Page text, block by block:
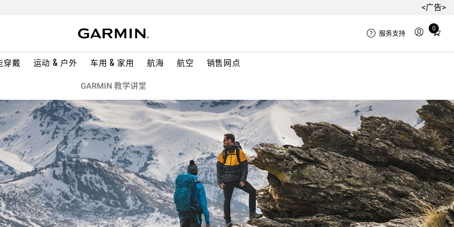
<广告>
穿戴 运动 & 户外 车用 & 家用 航海 航空 销售网点
服务支持
0
Total
in
GARMIN 教学讲堂